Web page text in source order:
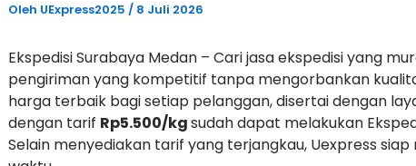
Oleh UExpress2025 / 8 Juli 2026
Ekspedisi Surabaya Medan – Cari jasa ekspedisi yang
pengiriman yang kompetitif tanpa mengorbankan
harga terbaik bagi setiap pelanggan, disertai dengan
dengan tarif Rp5.500/kgsudah dapat melakukan
Selain menyediakan tarif yang terjangkau, Uexpress